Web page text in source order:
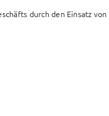
durch den Einsatz von